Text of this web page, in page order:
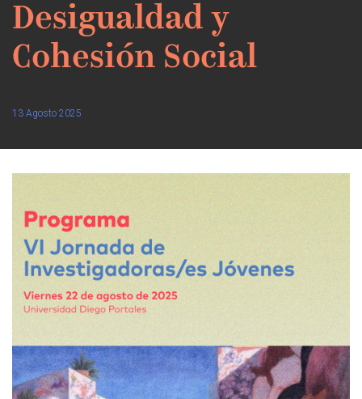
Desigualdad y
Cohesión Social
13 Agosto 2025